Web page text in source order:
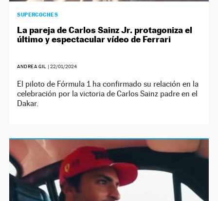
SUPERCOCHES
La pareja de Carlos Sainz Jr. protagoniza el
último y espectacular vídeo de Ferrari
ANDREA GIL | 22/01/2024
El piloto de Fórmula 1 ha confirmado su relación en la
celebración por la victoria de Carlos Sainz padre en el
Dakar.